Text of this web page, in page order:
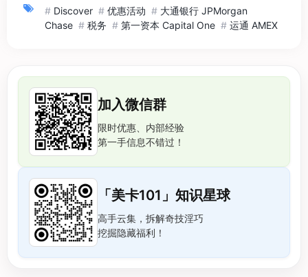
# Discover # 优惠活动 # 大通银行 JPMorgan
Chase # 税务 # 第一资本 Capital One # 运通 AMEX
加入微信群
限时优惠、内部经验
第一手信息不错过！
「美卡101」知识星球
高手云集，拆解奇技淫巧
挖掘隐藏福利！